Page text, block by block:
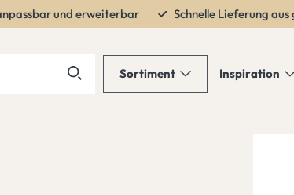
und erweiterbar Schnelle Lieferung
Sortiment Inspiration